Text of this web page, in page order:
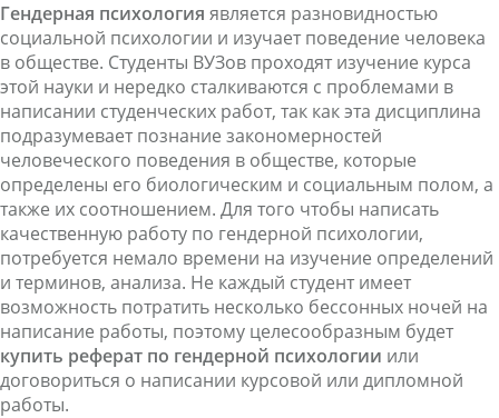
Гендерная психология является разновидностью
социальной психологии и изучает поведение человека
в обществе. Студенты ВУЗов проходят изучение курса
этой науки и нередко сталкиваются с проблемами в
написании студенческих работ, так как эта дисциплина
подразумевает познание закономерностей
человеческого поведения в обществе, которые
определены его биологическим и социальным полом, а
также их соотношением. Для того чтобы написать
качественную работу по гендерной психологии,
потребуется немало времени на изучение определений
и терминов, анализа. Не каждый студент имеет
возможность потратить несколько бессонных ночей на
написание работы, поэтому целесообразным будет
купить реферат по гендерной психологии или
договориться о написании курсовой или дипломной
работы.